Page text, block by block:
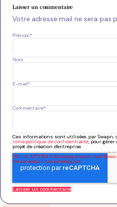
Laisser un commentaire
Votre adresse mail ne sera pas
Prénom*
Nom
E-mail*
Commentaire*
Ces informations sont utilisées par Swapn,
notre politique de confidentialité, pour gérer
projet de création d'entreprise.